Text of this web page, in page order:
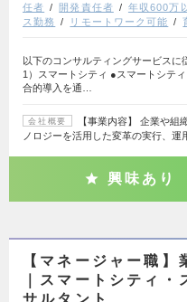
任者
開発責任者 年収600万
ス勤務
リモートワーク可能
以下のコンサルティングサービスに
1）スマートシティ ●スマートシテ
合的導入を通…
会社概要
【事業内容】 企業や組
ノロジーを活用した変革の実行、
興味あり
【マネージャー職
｜スマートシティ
サルタント